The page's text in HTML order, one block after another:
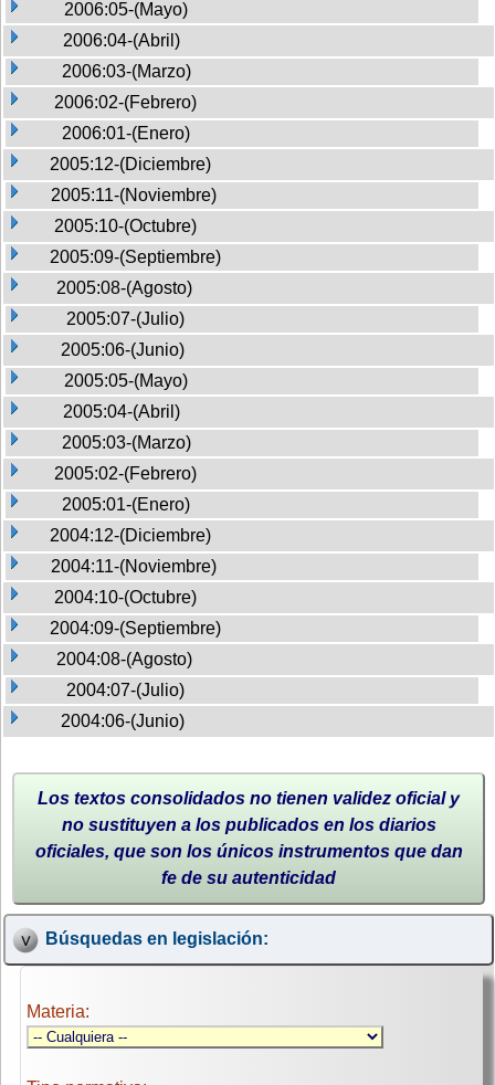
2006:05-(Mayo)
2006:04-(Abril)
2006:03-(Marzo)
2006:02-(Febrero)
2006:01-(Enero)
2005:12-(Diciembre)
2005:11-(Noviembre)
2005:10-(Octubre)
2005:09-(Septiembre)
2005:08-(Agosto)
2005:07-(Julio)
2005:06-(Junio)
2005:05-(Mayo)
2005:04-(Abril)
2005:03-(Marzo)
2005:02-(Febrero)
2005:01-(Enero)
2004:12-(Diciembre)
2004:11-(Noviembre)
2004:10-(Octubre)
2004:09-(Septiembre)
2004:08-(Agosto)
2004:07-(Julio)
2004:06-(Junio)
Los textos consolidados no tienen validez oficial y
no sustituyen a los publicados en los diarios
oficiales, que son los únicos instrumentos que dan
fe de su autenticidad
Búsquedas en legislación:
Materia: